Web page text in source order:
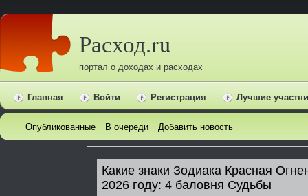
Расход.ru
портал о доходах и расходах
Главная Войти Регистрация Лучшие
Опубликованные В очереди Добавить новость